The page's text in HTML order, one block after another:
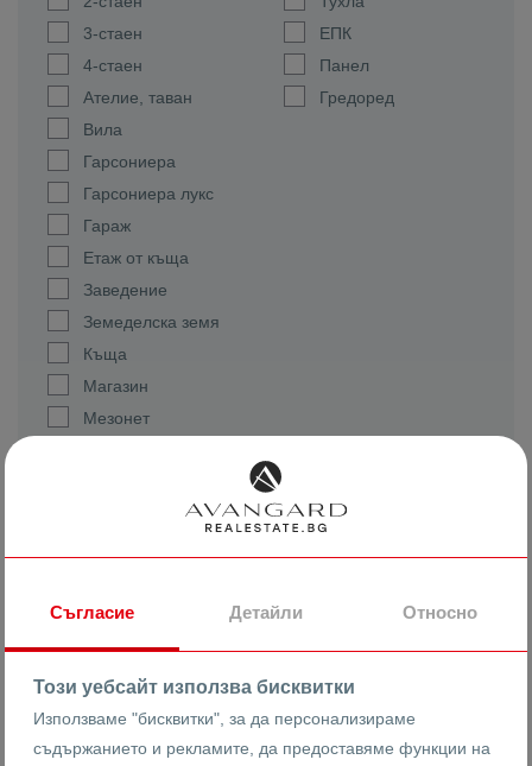
3-стаен
4-стаен
Ателие, таван
Вила
Гарсониера
Гарсониера лукс
Гараж
Етаж от къща
Заведение
Земеделска земя
Къща
Магазин
Мезонет
Стая
Самостоятелни
Къщи
Калкан Къщи
Редови Къщи
ЕПК
Панел
Гредоред
Съгласие Детайли Относно
Този уебсайт използва бисквитки
Използваме "бисквитки", за да персонализираме
съдържанието и рекламите, да предоставяме функции на